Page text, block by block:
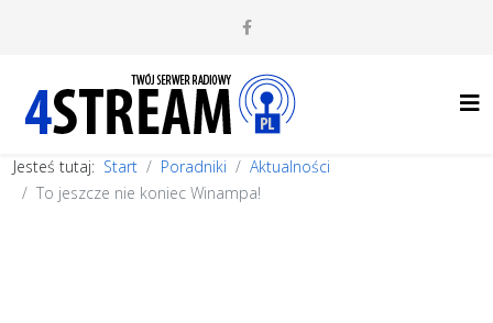
Jesteś tutaj: Start Poradniki
Aktualności
To jeszcze nie koniec Winampa!